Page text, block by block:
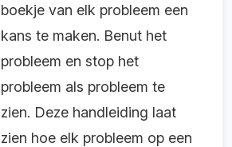
boekje van elk probleem een
kans te maken. Benut het
probleem en stop het
probleem als probleem te
zien. Deze handleiding laat
zien hoe elk probleem op een